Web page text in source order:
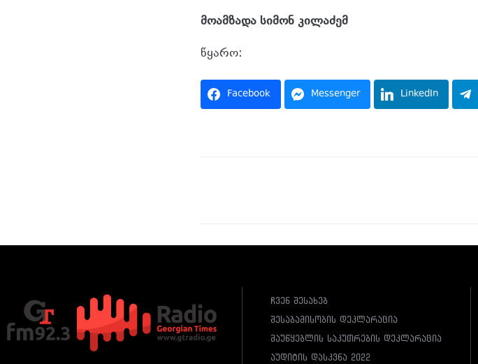
მოამზადა სიმონ კილაძემ
წყარო:
Facebook Messenger LinkedIn
ჩვენ შესახებ
შესაბამისობის დეკლარაცია
მაუწყებლის საკუთრების დეკლარაცია
აუდიტის დასკვნა 2022